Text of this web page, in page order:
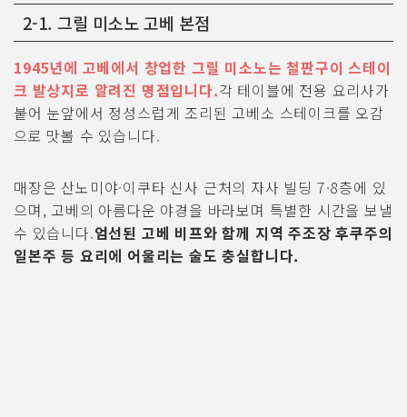
2-1. 그릴 미소노 고베 본점
1945년에 고베에서 창업한 그릴 미소노는 철판구이 스테이
크 발상지로 알려진 명점입니다.각 테이블에 전용 요리사가
붙어 눈앞에서 정성스럽게 조리된 고베소 스테이크를 오감
으로 맛볼 수 있습니다.
매장은 산노미야·이쿠타 신사 근처의 자사 빌딩 7·8층에 있
으며, 고베의 아름다운 야경을 바라보며 특별한 시간을 보낼
수 있습니다.엄선된 고베 비프와 함께 지역 주조장 후쿠주의
일본주 등 요리에 어울리는 술도 충실합니다.